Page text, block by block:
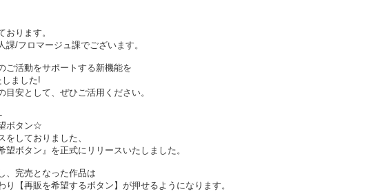
おります。
/フロマージュ課でございます。
ご活動をサポートする新機能を
しました!
目安として、ぜひご活用ください。
ボタン☆
しておりました、
望ボタン』を正式にリリースいたしました。
、完売となった作品は
り【再販を希望するボタン】が押せるようになります。